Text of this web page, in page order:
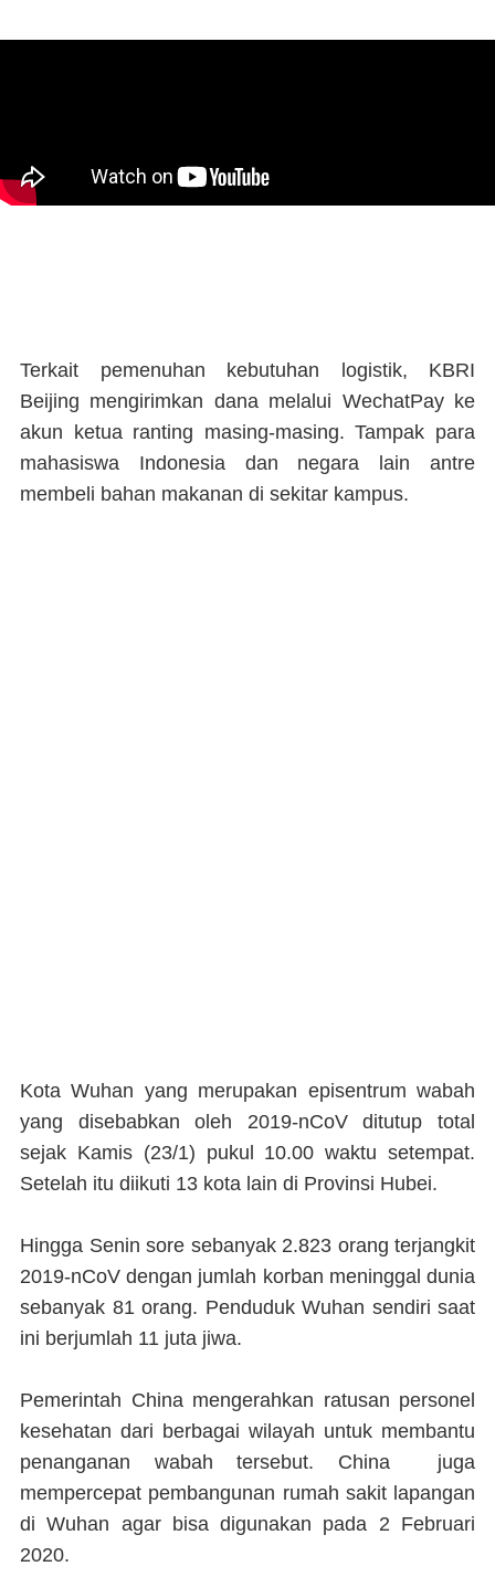
Terkait pemenuhan kebutuhan logistik, KBRI
Beijing mengirimkan dana melalui WechatPay ke
akun ketua ranting masing-masing. Tampak para
mahasiswa Indonesia dan negara lain antre
membeli bahan makanan di sekitar kampus.
Kota Wuhan yang merupakan episentrum wabah
yang disebabkan oleh 2019-nCoV ditutup total
sejak Kamis (23/1) pukul 10.00 waktu setempat.
Setelah itu diikuti 13 kota lain di Provinsi Hubei.
Hingga Senin sore sebanyak 2.823 orang terjangkit
2019-nCoV dengan jumlah korban meninggal dunia
sebanyak 81 orang. Penduduk Wuhan sendiri saat
ini berjumlah 11 juta jiwa.
Pemerintah China mengerahkan ratusan personel
kesehatan dari berbagai wilayah untuk membantu
penanganan wabah tersebut. China juga
mempercepat pembangunan rumah sakit lapangan
di Wuhan agar bisa digunakan pada 2 Februari
2020.